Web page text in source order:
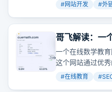
#网站开发 #外
哥飞解读：一
做到一千万月
一个在线数学教
这个网站通过优
了大量流量，特
#在线教育 #